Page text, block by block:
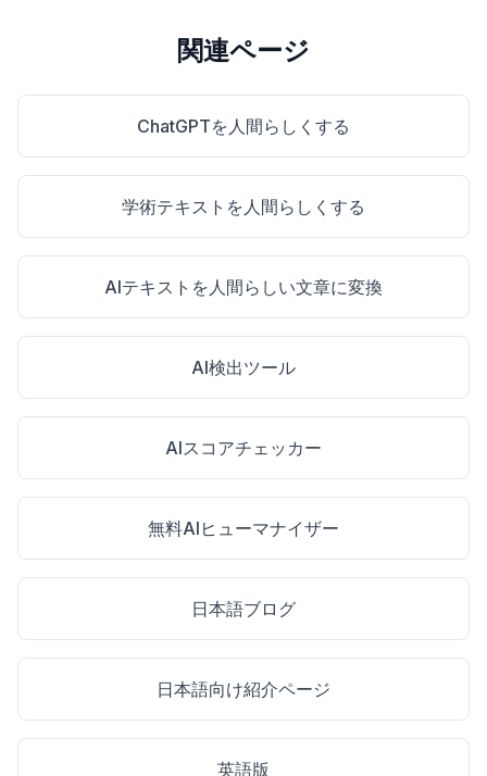
関連ページ
ChatGPTを人間らしくする
学術テキストを人間らしくする
AIテキストを人間らしい文章に変換
AI検出ツール
AIスコアチェッカー
無料AIヒューマナイザー
日本語ブログ
日本語向け紹介ページ
英語版